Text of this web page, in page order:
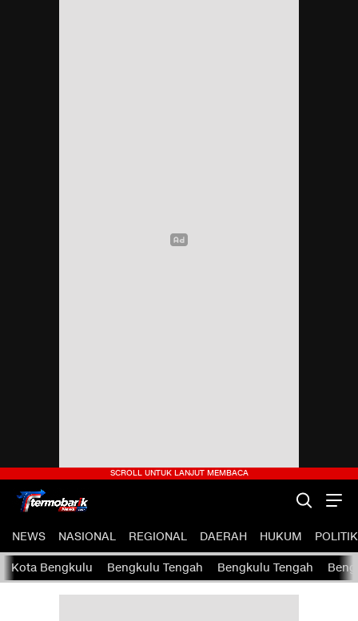
NEWS NASIONAL REGIONAL DAERAH HUKUM POLITIK
Kota Bengkulu Bengkulu Tengah Bengkulu Tengah